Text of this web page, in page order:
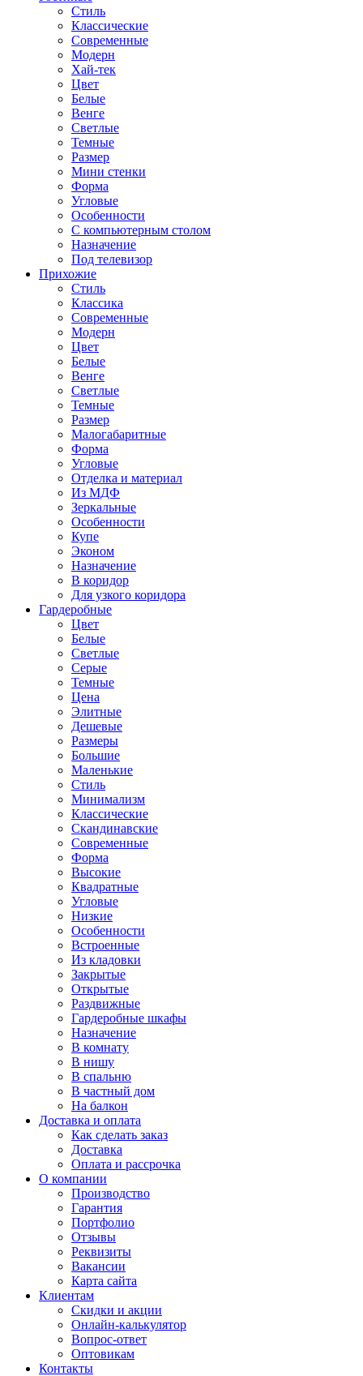
Стиль
Классические
Современные
Модерн
Хай-тек
Цвет
Белые
Венге
Светлые
Темные
Размер
Мини стенки
Форма
Угловые
Особенности
С компьютерным столом
Назначение
Под телевизор
Прихожие
Стиль
Классика
Современные
Модерн
Цвет
Белые
Венге
Светлые
Темные
Размер
Малогабаритные
Форма
Угловые
Отделка и материал
Из МДФ
Зеркальные
Особенности
Купе
Эконом
Назначение
В коридор
Для узкого коридора
Гардеробные
Цвет
Белые
Светлые
Серые
Темные
Цена
Элитные
Дешевые
Размеры
Большие
Маленькие
Стиль
Минимализм
Классические
Скандинавские
Современные
Форма
Высокие
Квадратные
Угловые
Низкие
Особенности
Встроенные
Из кладовки
Закрытые
Открытые
Раздвижные
Гардеробные шкафы
Назначение
В комнату
В нишу
В спальню
В частный дом
На балкон
Доставка и оплата
Как сделать заказ
Доставка
Оплата и рассрочка
О компании
Производство
Гарантия
Портфолио
Отзывы
Реквизиты
Вакансии
Карта сайта
Клиентам
Скидки и акции
Онлайн-калькулятор
Вопрос-ответ
Оптовикам
Контакты